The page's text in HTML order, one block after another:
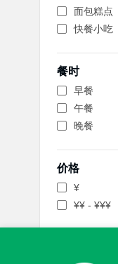
面包糕点
快餐小吃
餐时
早餐
午餐
晚餐
价格
¥
¥¥ - ¥¥¥